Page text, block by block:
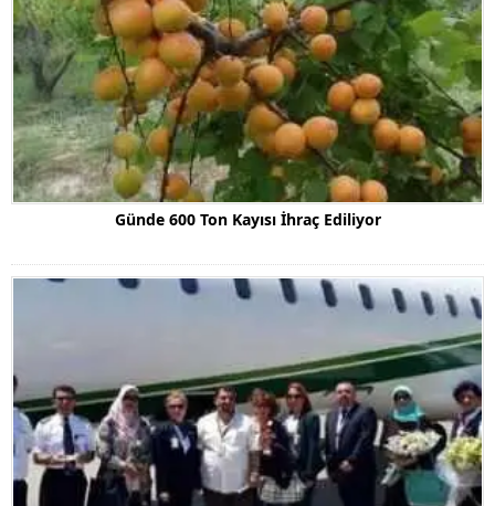
Günde 600 Ton Kayısı İhraç Ediliyor